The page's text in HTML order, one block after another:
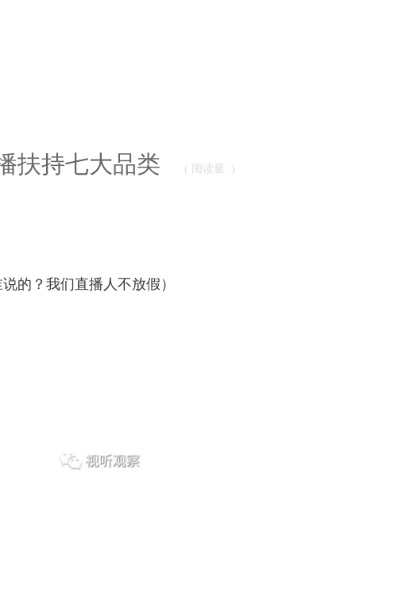
扶持七大品类 ( 阅读量: )
的？我们直播人不放假）